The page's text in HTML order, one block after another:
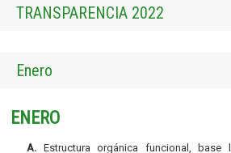
TRANSPARENCIA 2022
Enero
ENERO
A. Estructura orgánica funcional,